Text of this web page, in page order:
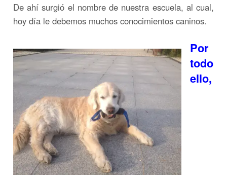
De ahí surgió el nombre de nuestra escuela, al cual,
hoy día le debemos muchos conocimientos caninos.
Por
todo
ello,